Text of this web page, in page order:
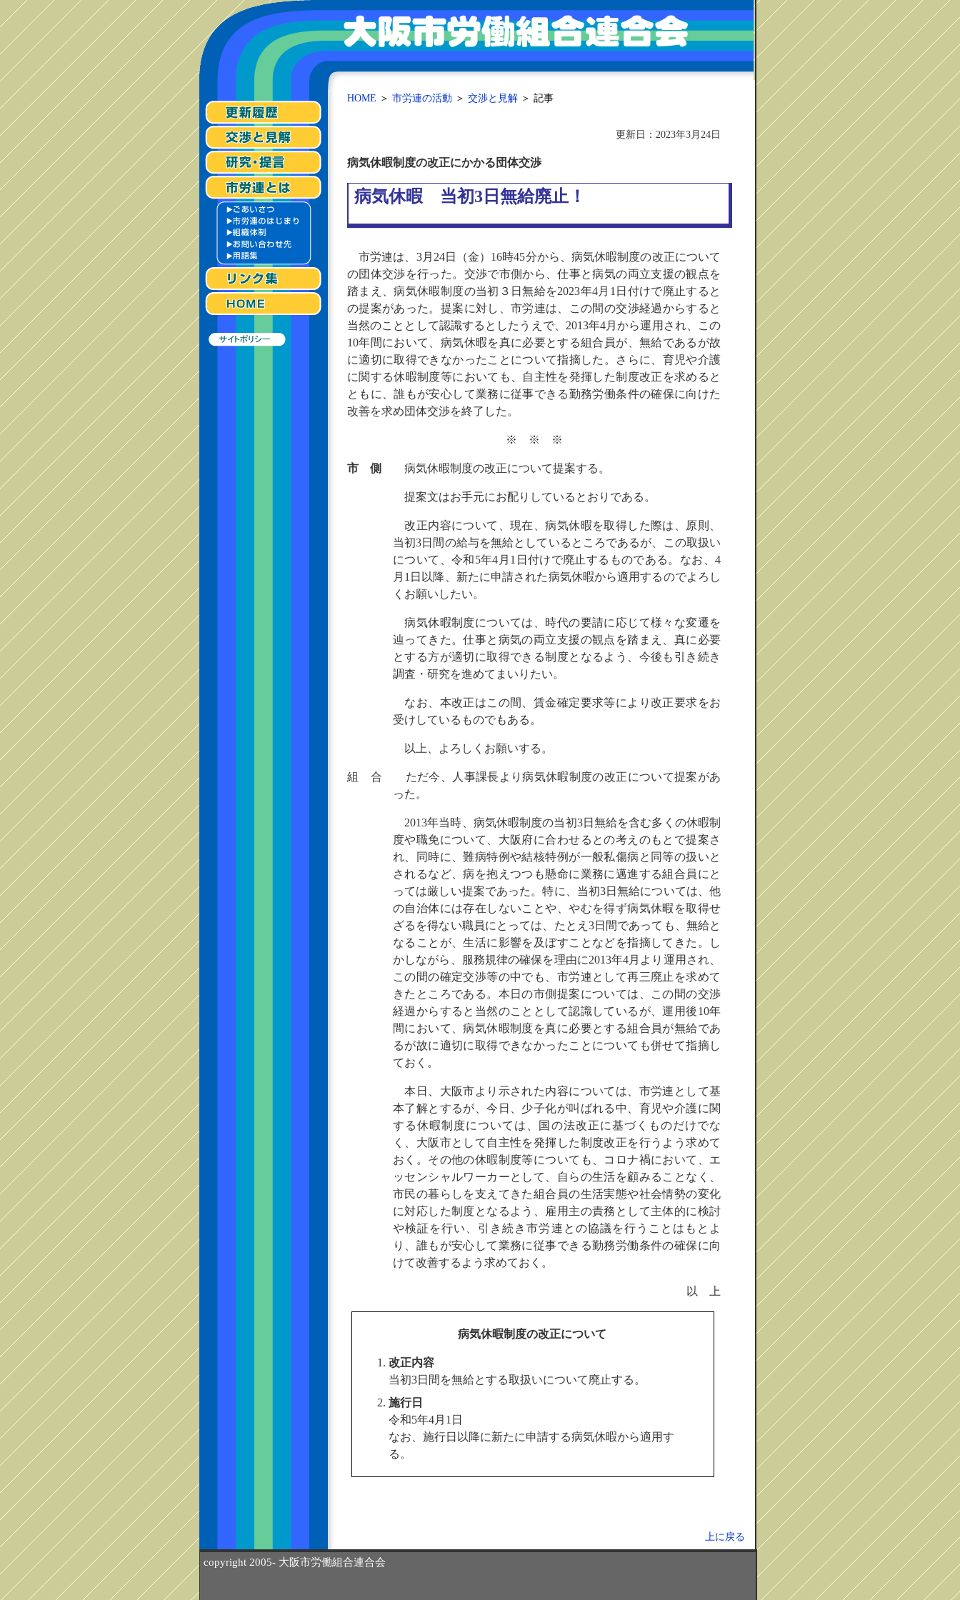
HOME ＞ 市労連の活動 ＞ 交渉と見解 ＞ 記事
更新日：2023年3月24日
病気休暇制度の改正にかかる団体交渉
病気休暇 当初3日無給廃止！
市労連は、3月24日（金）16時45分から、病気休暇制度の改正について
の団体交渉を行った。交渉で市側から、仕事と病気の両立支援の観点を
踏まえ、病気休暇制度の当初３日無給を2023年4月1日付けで廃止すると
の提案があった。提案に対し、市労連は、この間の交渉経過からすると
当然のこととして認識するとしたうえで、2013年4月から運用され、この
10年間において、病気休暇を真に必要とする組合員が、無給であるが故
に適切に取得できなかったことについて指摘した。さらに、育児や介護
に関する休暇制度等においても、自主性を発揮した制度改正を求めると
ともに、誰もが安心して業務に従事できる勤務労働条件の確保に向けた
改善を求め団体交渉を終了した。
※ ※ ※
市 側 病気休暇制度の改正について提案する。
提案文はお手元にお配りしているとおりである。
改正内容について、現在、病気休暇を取得した際は、原則、
当初3日間の給与を無給としているところであるが、この取扱い
について、令和5年4月1日付けで廃止するものである。なお、4
月1日以降、新たに申請された病気休暇から適用するのでよろし
くお願いしたい。
病気休暇制度については、時代の要請に応じて様々な変遷を
辿ってきた。仕事と病気の両立支援の観点を踏まえ、真に必要
とする方が適切に取得できる制度となるよう、今後も引き続き
調査・研究を進めてまいりたい。
なお、本改正はこの間、賃金確定要求等により改正要求をお
受けしているものでもある。
以上、よろしくお願いする。
組 合 ただ今、人事課長より病気休暇制度の改正について提案があ
った。
2013年当時、病気休暇制度の当初3日無給を含む多くの休暇制
度や職免について、大阪府に合わせるとの考えのもとで提案さ
れ、同時に、難病特例や結核特例が一般私傷病と同等の扱いと
されるなど、病を抱えつつも懸命に業務に邁進する組合員にと
っては厳しい提案であった。特に、当初3日無給については、他
の自治体には存在しないことや、やむを得ず病気休暇を取得せ
ざるを得ない職員にとっては、たとえ3日間であっても、無給と
なることが、生活に影響を及ぼすことなどを指摘してきた。し
かしながら、服務規律の確保を理由に2013年4月より運用され、
この間の確定交渉等の中でも、市労連として再三廃止を求めて
きたところである。本日の市側提案については、この間の交渉
経過からすると当然のこととして認識しているが、運用後10年
間において、病気休暇制度を真に必要とする組合員が無給であ
るが故に適切に取得できなかったことについても併せて指摘し
ておく。
本日、大阪市より示された内容については、市労連として基
本了解とするが、今日、少子化が叫ばれる中、育児や介護に関
する休暇制度については、国の法改正に基づくものだけでな
く、大阪市として自主性を発揮した制度改正を行うよう求めて
おく。その他の休暇制度等についても、コロナ禍において、エ
ッセンシャルワーカーとして、自らの生活を顧みることなく、
市民の暮らしを支えてきた組合員の生活実態や社会情勢の変化
に対応した制度となるよう、雇用主の責務として主体的に検討
や検証を行い、引き続き市労連との協議を行うことはもとよ
り、誰もが安心して業務に従事できる勤務労働条件の確保に向
けて改善するよう求めておく。
以 上
病気休暇制度の改正について
改正内容
当初3日間を無給とする取扱いについて廃止する。
施行日
令和5年4月1日
なお、施行日以降に新たに申請する病気休暇から適用す
る。
上に戻る
copyright 2005- 大阪市労働組合連合会